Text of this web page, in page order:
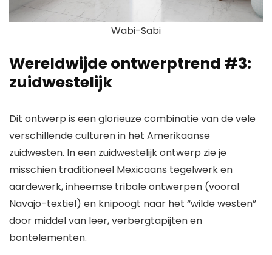
Wabi-Sabi
Wereldwijde ontwerptrend #3:
zuidwestelijk
Dit ontwerp is een glorieuze combinatie van de vele
verschillende culturen in het Amerikaanse
zuidwesten. In een zuidwestelijk ontwerp zie je
misschien traditioneel Mexicaans tegelwerk en
aardewerk, inheemse tribale ontwerpen (vooral
Navajo-textiel) en knipoogt naar het “wilde westen”
door middel van leer, verbergtapijten en
bontelementen.